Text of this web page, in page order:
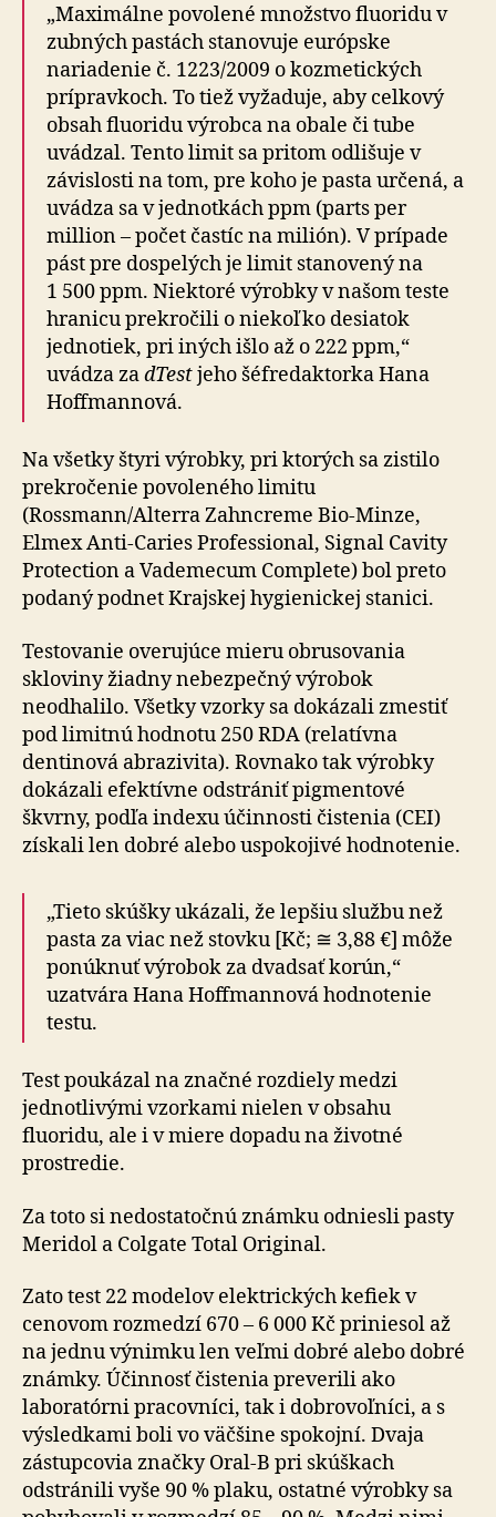
„Maximálne povolené množstvo fluoridu v
zubných pastách stanovuje európske
nariadenie č. 1223/2009 o kozmetických
prípravkoch. To tiež vyžaduje, aby celkový
obsah fluoridu výrobca na obale či tube
uvádzal. Tento limit sa pritom odlišuje v
závislosti na tom, pre koho je pasta určená, a
uvádza sa v jednotkách ppm (parts per
million – počet častíc na milión). V prípade
pást pre dospelých je limit stanovený na
1 500 ppm. Niektoré výrobky v našom teste
hranicu prekročili o niekoľko desiatok
jednotiek, pri iných išlo až o 222 ppm,“
uvádza zadTestjeho šéfredaktorka Hana
Hoffmannová.
Na všetky štyri výrobky, pri ktorých sa zistilo
prekročenie povoleného limitu
(Rossmann/Alterra Zahncreme Bio-Minze,
Elmex Anti-Caries Professional, Signal Cavity
Protection a Vademecum Complete) bol preto
podaný podnet Krajskej hygienickej stanici.
Testovanie overujúce mieru obrusovania
skloviny žiadny nebezpečný výrobok
neodhalilo. Všetky vzorky sa dokázali zmestiť
pod limitnú hodnotu 250 RDA (relatívna
dentinová abrazivita). Rovnako tak výrobky
dokázali efektívne odstrániť pigmentové
škvrny, podľa indexu účinnosti čistenia (CEI)
získali len dobré alebo uspokojivé hodnotenie.
„Tieto skúšky ukázali, že lepšiu službu než
pasta za viac než stovku [Kč; ≅ 3,88 €] môže
ponúknuť výrobok za dvadsať korún,“
uzatvára Hana Hoffmannová hodnotenie
testu.
Test poukázal na značné rozdiely medzi
jednotlivými vzorkami nielen v obsahu
fluoridu, ale i v miere dopadu na životné
prostredie.
Za toto si nedostatočnú známku odniesli pasty
Meridol a Colgate Total Original.
Zato test 22 modelov elektrických kefiek v
cenovom rozmedzí 670 – 6 000 Kč priniesol až
na jednu výnimku len veľmi dobré alebo dobré
známky. Účinnosť čistenia preverili ako
laboratórni pracovníci, tak i dobrovoľníci, a s
výsledkami boli vo väčšine spokojní. Dvaja
zástupcovia značky Oral-B pri skúškach
odstránili vyše 90 % plaku, ostatné výrobky sa